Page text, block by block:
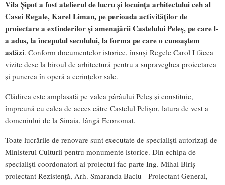
Vila Șipot a fost atelierul de lucru și locuința arhitectului ceh al
Casei Regale, Karel Liman, pe perioada activităților de
proiectare a extinderilor și amenajării Castelului Peleș, pe care l-
a adus, la începutul secolului, la forma pe care o cunoaștem
astăzi. Conform documentelor istorice, însuși Regele Carol I făcea
vizite dese la biroul de arhitectură pentru a supraveghea proiectarea
și punerea în operă a cerințelor sale.
Clădirea este amplasată pe valea pârâului Peleș și constituie,
împreună cu calea de acces către Castelul Pelișor, latura de vest a
domeniului de la Sinaia, lângă Economat.
Toate lucrările de renovare sunt executate de specialiști autorizați de
Ministerul Culturii pentru monumente istorice. Din echipa de
specialiști coordonatori ai proiectui fac parte Ing. Mihai Biriș -
proiectant Rezistență, Arh. Smaranda Baciu - Proiectant General,